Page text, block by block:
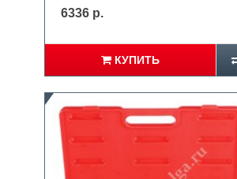
6336 р.
КУПИТЬ